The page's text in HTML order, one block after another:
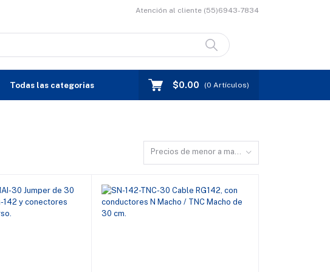
Atención al cliente (55)6943-7834
Todas las categorias $0.00 (0 Artículos)
Precios de menor a mayor